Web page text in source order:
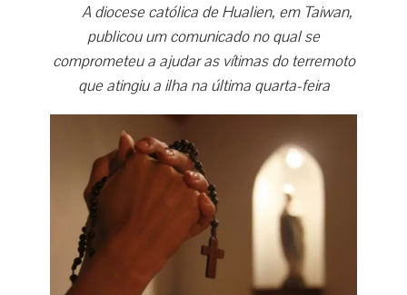
A diocese católica de Hualien, em Taiwan,
publicou um comunicado no qual se
comprometeu a ajudar as vítimas do terremoto
que atingiu a ilha na última quarta-feira